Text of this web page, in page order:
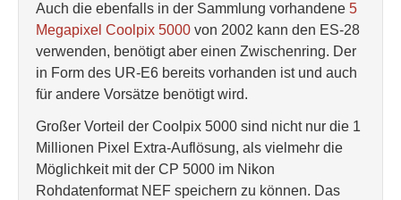
Auch die ebenfalls in der Sammlung vorhandene 5
Megapixel Coolpix 5000 von 2002 kann den ES-28
verwenden, benötigt aber einen Zwischenring. Der
in Form des UR-E6 bereits vorhanden ist und auch
für andere Vorsätze benötigt wird.
Großer Vorteil der Coolpix 5000 sind nicht nur die 1
Millionen Pixel Extra-Auflösung, als vielmehr die
Möglichkeit mit der CP 5000 im Nikon
Rohdatenformat NEF speichern zu können. Das